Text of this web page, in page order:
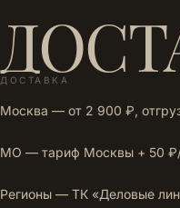
ДОСТАВКА
Москва — от 2 900 ₽,
МО — тариф Москвы + 50
Регионы — ТК «Деловые